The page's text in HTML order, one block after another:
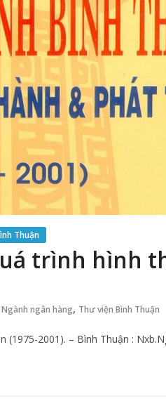
Thuận
trình hình
Ngành ngân hàng, Thư viện Bình Thuận
2001). – Bình Thuận :